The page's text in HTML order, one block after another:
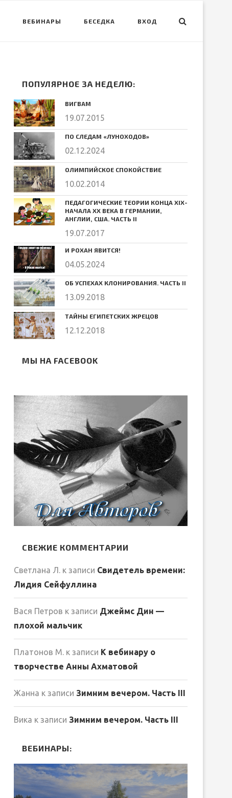
ВЕБИНАРЫ БЕСЕДКА ВХОД
ПОПУЛЯРНОЕ ЗА НЕДЕЛЮ:
ВИГВАМ
19.07.2015
ПО СЛЕДАМ «ЛУНОХОДОВ»
02.12.2024
ОЛИМПИЙСКОЕ СПОКОЙСТВИЕ
10.02.2014
ПЕДАГОГИЧЕСКИЕ ТЕОРИИ КОНЦА ХIХ-
НАЧАЛА ХХ ВЕКА В ГЕРМАНИИ,
АНГЛИИ, США. ЧАСТЬ II
19.07.2017
И РОХАН ЯВИТСЯ!
04.05.2024
ОБ УСПЕХАХ КЛОНИРОВАНИЯ. ЧАСТЬ II
13.09.2018
ТАЙНЫ ЕГИПЕТСКИХ ЖРЕЦОВ
12.12.2018
МЫ НА FACEBOOK
СВЕЖИЕ КОММЕНТАРИИ
Светлана Л. к записи Свидетель времени:
Лидия Сейфуллина
Вася Петров к записи Джеймс Дин —
плохой мальчик
Платонов М. к записи К вебинару о
творчестве Анны Ахматовой
Жанна к записи Зимним вечером. Часть III
Вика к записи Зимним вечером. Часть III
ВЕБИНАРЫ: